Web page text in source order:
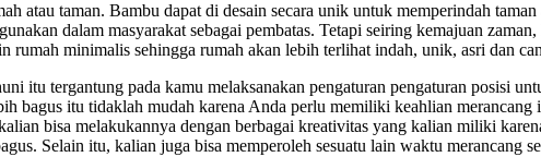
atau taman. Bambu dapat di desain secara unik untuk memperindah
dalam masyarakat sebagai pembatas. Tetapi seiring kemajuan
rumah minimalis sehingga rumah akan lebih terlihat indah, unik, asri dan
itu tergantung pada kamu melaksanakan pengaturan pengaturan posisi
bagus itu tidaklah mudah karena Anda perlu memiliki keahlian
bisa melakukannya dengan berbagai kreativitas yang kalian miliki
Selain itu, kalian juga bisa memperoleh sesuatu lain waktu merancang